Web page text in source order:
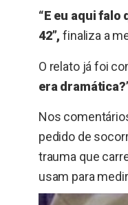
“E eu aqui falo
42”, finaliza a
O relato já foi
era
Nos
pedido de
trauma que
usam para